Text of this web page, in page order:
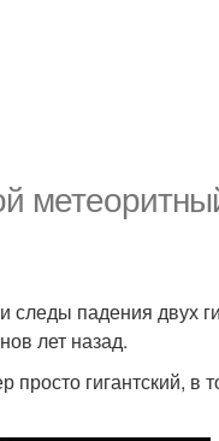
падения двух
лет назад.
гигантский, в